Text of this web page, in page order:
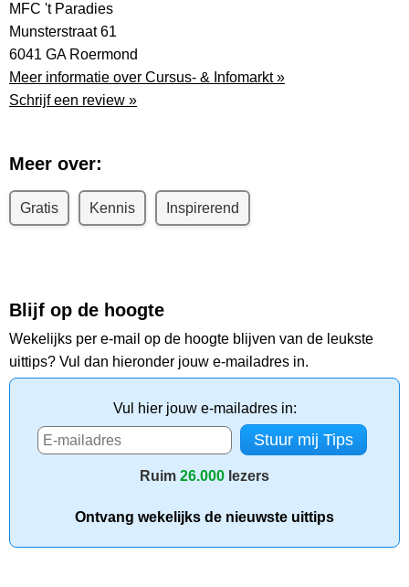
MFC 't Paradies
Munsterstraat 61
6041 GA Roermond
Meer informatie over Cursus- & Infomarkt »
Schrijf een review »
Meer over:
Gratis Kennis Inspirerend
Blijf op de hoogte
Wekelijks per e-mail op de hoogte blijven van de leukste
uittips? Vul dan hieronder jouw e-mailadres in.
Vul hier jouw e-mailadres in:
Ruim 26.000 lezers
Ontvang wekelijks de nieuwste uittips